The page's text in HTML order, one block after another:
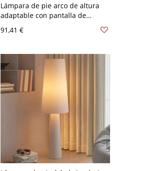
Lámpara de pie arco de altura
adaptable con pantalla de
balancín en estilo
120 V
91,41 €